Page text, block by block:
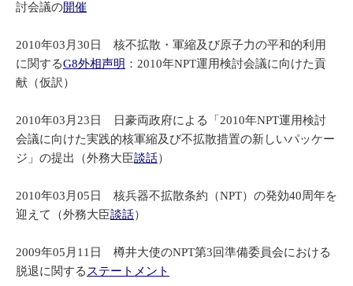
討会議の開催
2010年03月30日 核不拡散・軍縮及び原子力の平和的利用
に関するG8外相声明 ：2010年NPT運用検討会議に向けた貢
献（仮訳）
2010年03月23日 日豪両政府による「2010年NPT運用検討
会議に向けた実践的核軍縮及び不拡散措置の新しいパッケー
ジ」の提出（外務大臣談話）
2010年03月05日 核兵器不拡散条約（NPT）の発効40周年を
迎えて（外務大臣談話）
2009年05月11日 樽井大使のNPT第3回準備委員会における
脱退に関する ステートメント